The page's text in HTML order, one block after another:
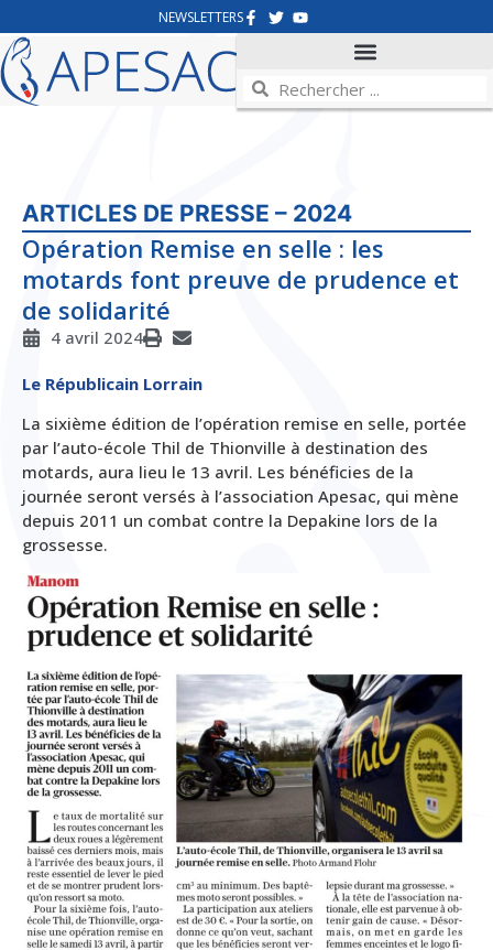
NEWSLETTERS
ARTICLES DE PRESSE – 2024
Opération Remise en selle : les
motards font preuve de prudence et
de solidarité
4 avril 2024
Le Républicain Lorrain
La sixième édition de l’opération remise en selle, portée
par l’auto-école Thil de Thionville à destination des
motards, aura lieu le 13 avril. Les bénéficies de la
journée seront versés à l’association Apesac, qui mène
depuis 2011 un combat contre la Depakine lors de la
grossesse.